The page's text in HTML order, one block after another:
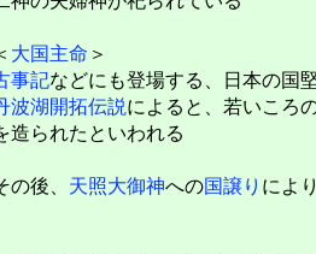
大国主命 ＞
事記などにも登場する、日本の国
波湖開拓伝説によると、若いころ
造られたといわれる
後、 天照大御神への国譲り によ